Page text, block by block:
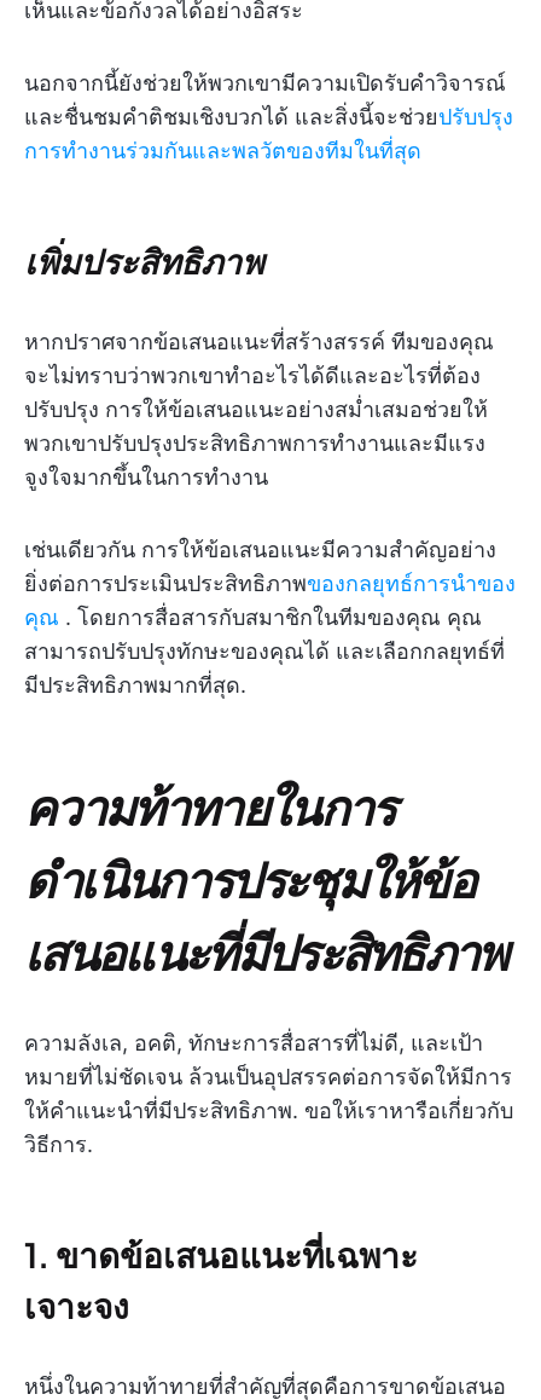
เห็นและข้อกังวลได้อย่างอิสระ
นอกจากนี้ยังช่วยให้พวกเขามีความเปิดรับคำวิจารณ์
และชื่นชมคำติชมเชิงบวกได้ และสิ่งนี้จะช่วยปรับปรุง
การทำงานร่วมกันและพลวัตของทีมในที่สุด
เพิ่มประสิทธิภาพ
หากปราศจากข้อเสนอแนะที่สร้างสรรค์ ทีมของคุณ
จะไม่ทราบว่าพวกเขาทำอะไรได้ดีและอะไรที่ต้อง
ปรับปรุง การให้ข้อเสนอแนะอย่างสม่ำเสมอช่วยให้
พวกเขาปรับปรุงประสิทธิภาพการทำงานและมีแรง
จูงใจมากขึ้นในการทำงาน
เช่นเดียวกัน การให้ข้อเสนอแนะมีความสำคัญอย่าง
ยิ่งต่อการประเมินประสิทธิภาพของกลยุทธ์การนำของ
คุณ . โดยการสื่อสารกับสมาชิกในทีมของคุณ คุณ
สามารถปรับปรุงทักษะของคุณได้ และเลือกกลยุทธ์ที่
มีประสิทธิภาพมากที่สุด.
ความท้าทายในการ
ดำเนินการประชุมให้ข้อ
เสนอแนะที่มีประสิทธิภาพ
ความลังเล, อคติ, ทักษะการสื่อสารที่ไม่ดี, และเป้า
หมายที่ไม่ชัดเจน ล้วนเป็นอุปสรรคต่อการจัดให้มีการ
ให้คำแนะนำที่มีประสิทธิภาพ. ขอให้เราหารือเกี่ยวกับ
วิธีการ.
1. ขาดข้อเสนอแนะที่เฉพาะ
เจาะจง
หนึ่งในความท้าทายที่สำคัญที่สุดคือการขาดข้อเสนอ